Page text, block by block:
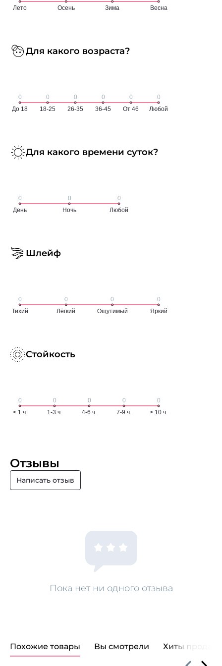
Для какого возраста?
Для какого времени суток?
Шлейф
Стойкость
Отзывы
Написать отзыв
Пока нет ни одного отзыва
Похожие товары Вы смотрели Хиты продаж